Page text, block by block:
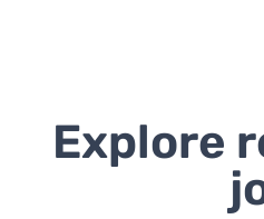
Explore